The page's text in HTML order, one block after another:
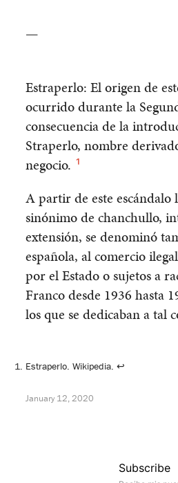
—
Estraperlo: El origen de
ocurrido durante la
consecuencia de la
Straperlo, nombre
negocio. 1
A partir de este
sinónimo de chanchullo,
extensión, se denominó
española, al comercio
por el Estado o sujetos a
Franco desde 1936 hasta
los que se dedicaban a tal
Estraperlo. Wikipedia. ↩
January 12, 2020
Subscribe